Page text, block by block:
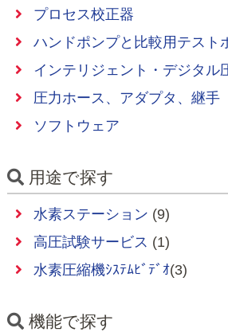
プロセス校正器
ハンドポンプと比較用テスト
インテリジェント・デジタル
圧力ホース、アダプタ、継手
ソフトウェア
用途で探す
水素ステーション (9)
高圧試験サービス (1)
水素圧縮機ｼｽﾃﾑﾋﾞﾃﾞｵ(3)
機能で探す